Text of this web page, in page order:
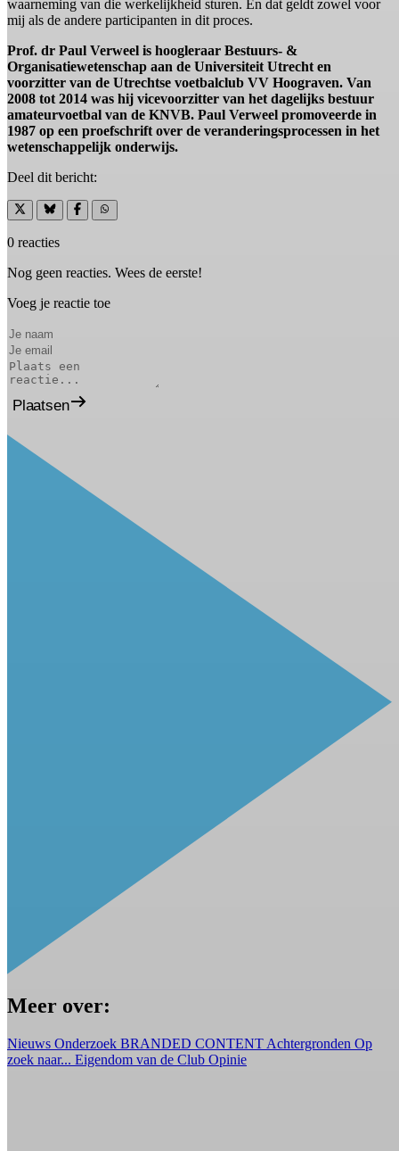
waarneming van die werkelijkheid sturen. En dat geldt zowel voor
mij als de andere participanten in dit proces.
Prof. dr Paul Verweel is hoogleraar Bestuurs- &
Organisatiewetenschap aan de Universiteit Utrecht en
voorzitter van de Utrechtse voetbalclub VV Hoograven. Van
2008 tot 2014 was hij vicevoorzitter van het dagelijks bestuur
amateurvoetbal van de KNVB. Paul Verweel promoveerde in
1987 op een proefschrift over de veranderingsprocessen in het
wetenschappelijk onderwijs.
Deel dit bericht:
0 reacties
Nog geen reacties. Wees de eerste!
Voeg je reactie toe
Plaatsen
Meer over:
Nieuws Onderzoek BRANDED CONTENT Achtergronden Op
zoek naar... Eigendom van de Club Opinie